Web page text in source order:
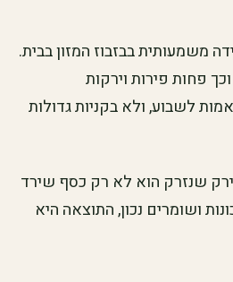
משמעותית בבזבוז המזון בבית.
פחות פירות וירקות
לשבוע, ולא בקניות גדולות
ירק שנזרק הוא לא רק כסף שירד
ושומרים נכון, התוצאה היא